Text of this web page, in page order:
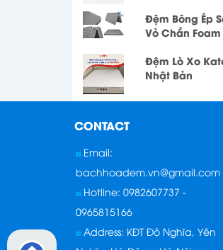
Đệm Bông Ép
Vỏ Chần Foam
Đệm Lò Xo
Nhật Bản
CONTACT
Email:
bachhoadem.vn@gmail.com
Hotline: 0982607737 -
0965815166
Address: KĐT Đô Nghĩa, Yên